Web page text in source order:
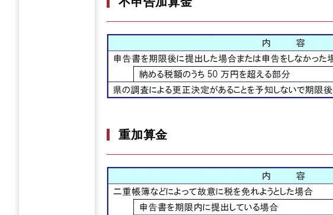
重加算金